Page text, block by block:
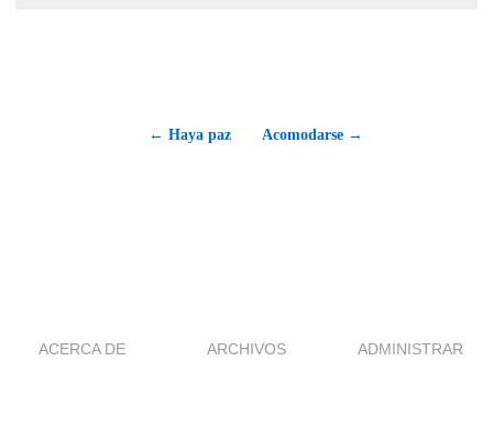
← Haya paz Acomodarse →
ACERCA DE ARCHIVOS ADMINISTRAR